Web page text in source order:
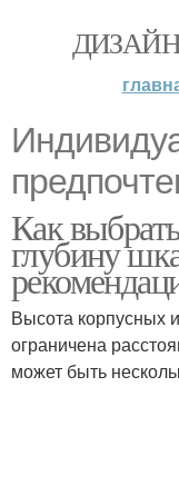
ДИЗАЙН
Как
глубину
Высота корпусных
ограничена
может быть